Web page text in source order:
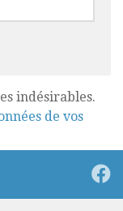
indésirables.
de vos